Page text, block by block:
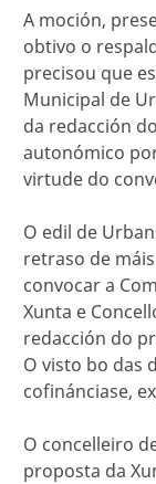
A moción,
obtivo o
precisou que
Municipal de
da redacción
autonómico
virtude do
O edil de
retraso de
convocar a
Xunta e
redacción do
O visto bo das
cofinánciase,
O concelleiro
proposta da